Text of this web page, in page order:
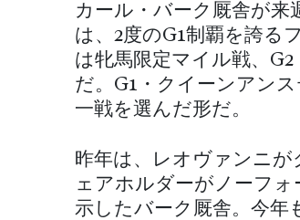
カール・バーク厩舎が
は、2度のG1制覇を誇る
は牝馬限定マイル戦、
だ。G1・クイーンアン
一戦を選んだ形だ。
昨年は、レオヴァンニ
ェアホルダーがノーフォ
示したバーク厩舎。今年